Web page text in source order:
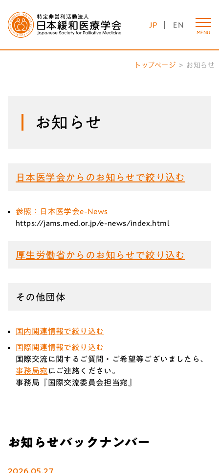
JP EN
MENU
トップページ お知らせ
お知らせ
日本医学会からのお知らせで絞り込む
参照：日本医学会e-News
https://jams.med.or.jp/e-news/index.html
厚生労働省からのお知らせで絞り込む
その他団体
国内関連情報で絞り込む
国際関連情報で絞り込む
国際交流に関するご質問・ご希望等ございましたら、
事務局宛 にご連絡ください。
事務局『国際交流委員会担当宛』
お知らせバックナンバー
2026.05.27